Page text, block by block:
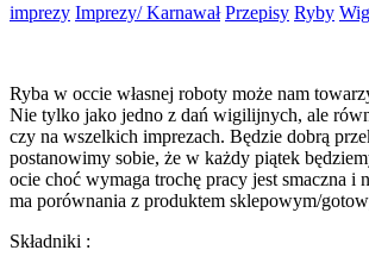
imprezy Imprezy/ Karnawał Przepisy Ryby
Ryba w occie własnej roboty może nam
Nie tylko jako jedno z dań wigilijnych, ale
czy na wszelkich imprezach. Będzie dobrą
postanowimy sobie, że w każdy piątek
ocie choć wymaga trochę pracy jest smaczna i
ma porównania z produktem sklepowym/
Składniki :